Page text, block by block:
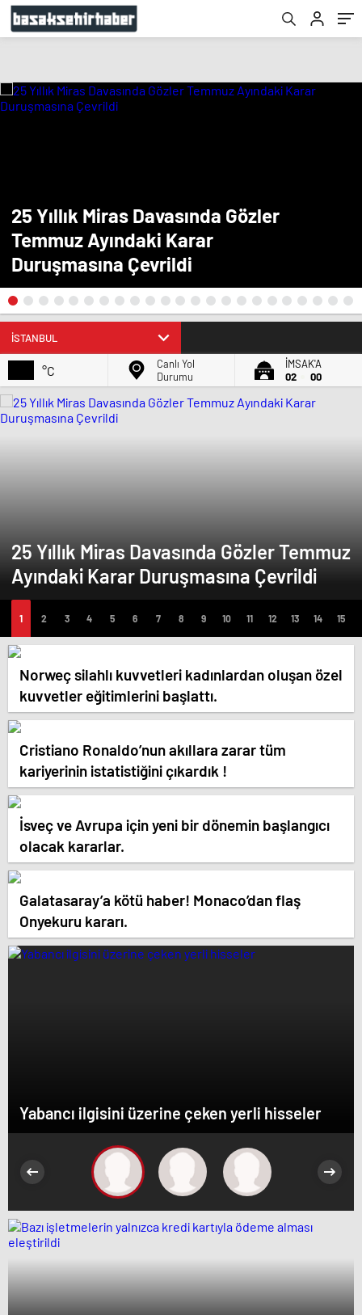
25 Yıllık Miras Davasında Gözler
Temmuz Ayındaki Karar
Duruşmasına Çevrildi
°C
Canlı Yol
Durumu
İMSAK'A
02
00
25 Yıllık Miras Davasında Gözler Temmuz
Ayındaki Karar Duruşmasına Çevrildi
Norweç silahlı kuvvetleri kadınlardan oluşan özel
kuvvetler eğitimlerini başlattı.
Cristiano Ronaldo’nun akıllara zarar tüm
kariyerinin istatistiğini çıkardık !
İsveç ve Avrupa için yeni bir dönemin başlangıcı
olacak kararlar.
Galatasaray’a kötü haber! Monaco’dan flaş
Onyekuru kararı.
Yabancı ilgisini üzerine çeken yerli hisseler